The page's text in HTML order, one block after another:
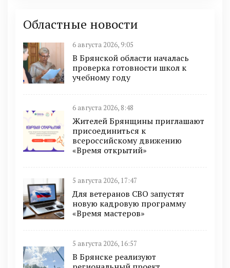
Областные новости
6 августа 2026, 9:05
В Брянской области началась
проверка готовности школ к
учебному году
6 августа 2026, 8:48
Жителей Брянщины приглашают
присоединиться к
всероссийскому движению
«Время открытий»
5 августа 2026, 17:47
Для ветеранов СВО запустят
новую кадровую программу
«Время мастеров»
5 августа 2026, 16:57
В Брянске реализуют